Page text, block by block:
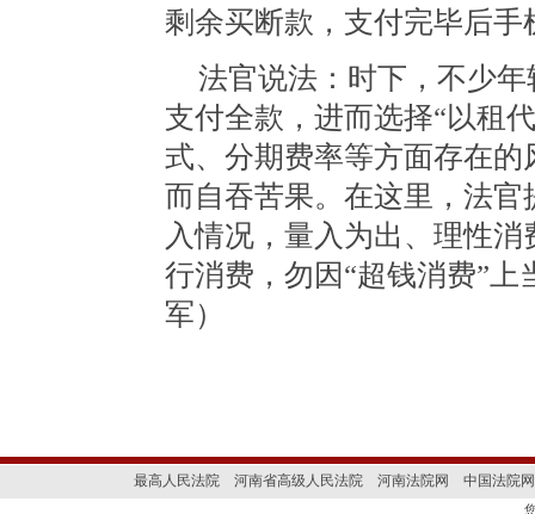
剩余买断款，支付完毕后手
法官说法：时下，不少
支付全款，进而选择“以租
式、分期费率等方面存在
而自吞苦果。在这里，法
入情况，量入为出、理性
行消费，勿因“超钱消费”
军）
最高人民法院 河南省高级人民法院 河南法院网
中国法院网